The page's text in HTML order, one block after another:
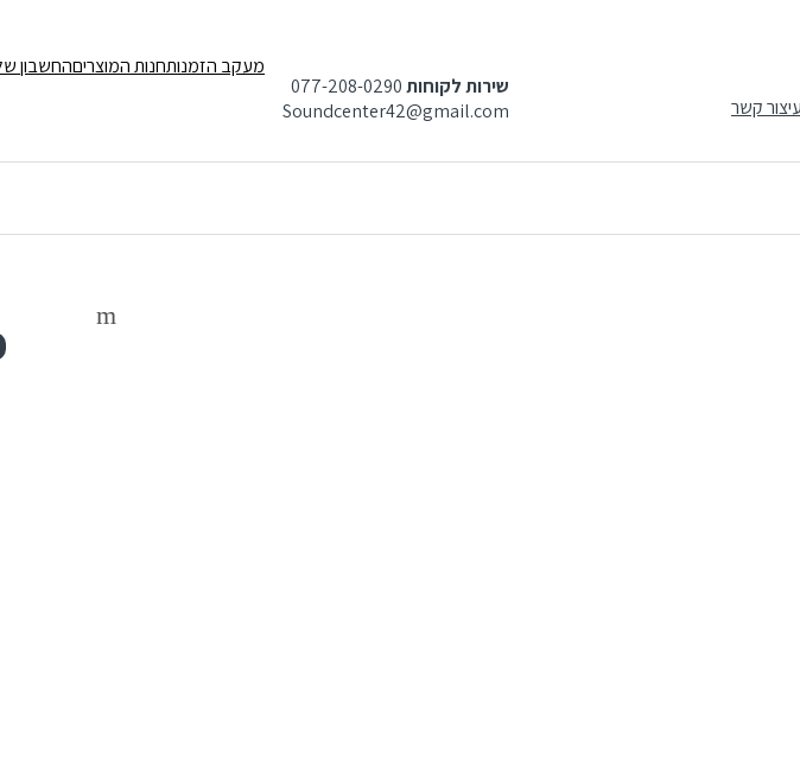
מעקב הזמנותחנות המוצריםהחשבון
צור קשר
שירות לקוחות
Soundcenter42@gmail.com